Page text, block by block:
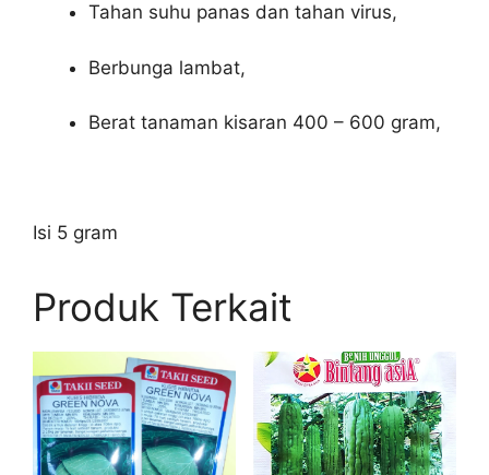
Tahan suhu panas dan tahan virus,
Berbunga lambat,
Berat tanaman kisaran 400 – 600 gram,
Isi 5 gram
Produk Terkait